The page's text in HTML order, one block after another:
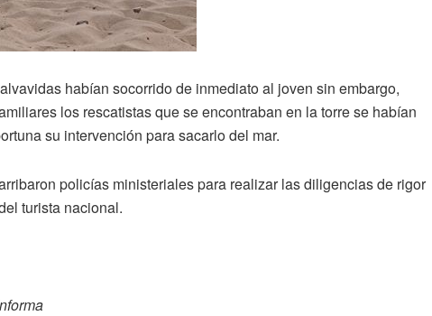
habían socorrido de inmediato al joven sin embargo,
los rescatistas que se encontraban en la torre se habían
su intervención para sacarlo del mar.
policías ministeriales para realizar las diligencias de rigor
turista nacional.